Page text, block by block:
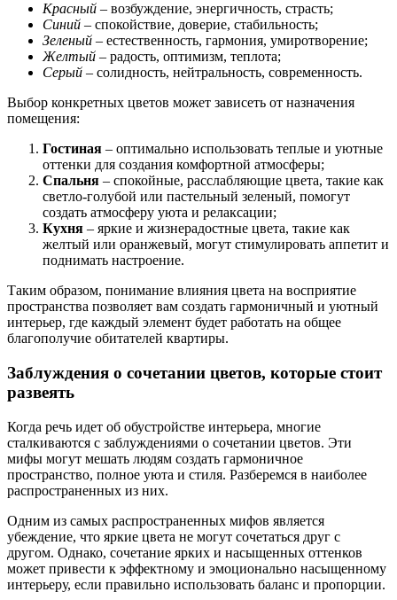
Красный – возбуждение, энергичность, страсть;
Синий – спокойствие, доверие, стабильность;
Зеленый – естественность, гармония, умиротворение;
Желтый – радость, оптимизм, теплота;
Серый – солидность, нейтральность, современность.
Выбор конкретных цветов может зависеть от назначения
помещения:
Гостиная – оптимально использовать теплые и уютные
оттенки для создания комфортной атмосферы;
Спальня – спокойные, расслабляющие цвета, такие как
светло-голубой или пастельный зеленый, помогут
создать атмосферу уюта и релаксации;
Кухня – яркие и жизнерадостные цвета, такие как
желтый или оранжевый, могут стимулировать аппетит и
поднимать настроение.
Таким образом, понимание влияния цвета на восприятие
пространства позволяет вам создать гармоничный и уютный
интерьер, где каждый элемент будет работать на общее
благополучие обитателей квартиры.
Заблуждения о сочетании цветов, которые стоит
развеять
Когда речь идет об обустройстве интерьера, многие
сталкиваются с заблуждениями о сочетании цветов. Эти
мифы могут мешать людям создать гармоничное
пространство, полное уюта и стиля. Разберемся в наиболее
распространенных из них.
Одним из самых распространенных мифов является
убеждение, что яркие цвета не могут сочетаться друг с
другом. Однако, сочетание ярких и насыщенных оттенков
может привести к эффектному и эмоционально насыщенному
интерьеру, если правильно использовать баланс и пропорции.